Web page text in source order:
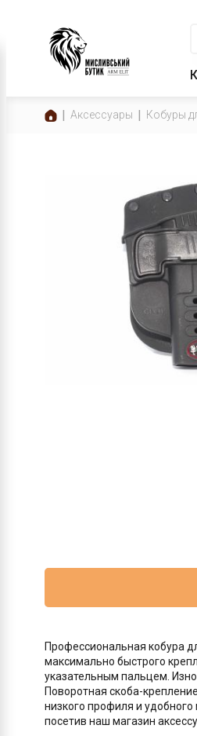
Аксессуары Кобуры
Профессиональная кобура
максимально быстрого
указательным пальцем.
Поворотная скоба-
низкого профиля и
посетив наш магазин